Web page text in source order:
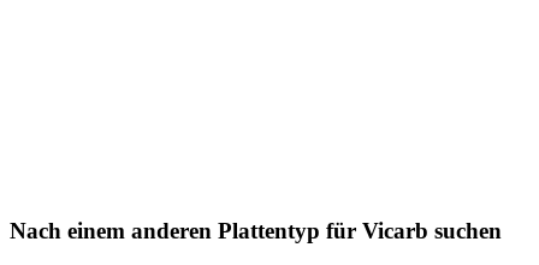
Nach einem anderen Plattentyp für Vicarb suchen